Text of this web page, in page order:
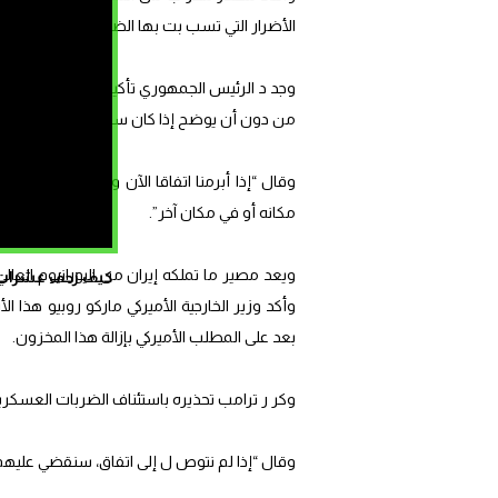
كيف زحف عشرات
الأضرار التي تسب بت بها الضربات الإيرانية
وجد د الرئيس الجمهوري تأكيده أنه يعرف موقع
من دون أن يوضح إذا كان سيرسل قوات
وقال “إذا أبرمنا اتفاقا الآن وكنا على
مكانه أو في مكان آخر”.
ويعد مصير ما تملكه إيران من اليورانيوم
وأكد وزير الخارجية الأميركي ماركو
بعد على المطلب الأميركي بإزالة هذا المخزون.
وكر ر ترامب تحذيره باستئناف الضربات
وقال “إذا لم نتوص ل إلى اتفاق، سنقضي